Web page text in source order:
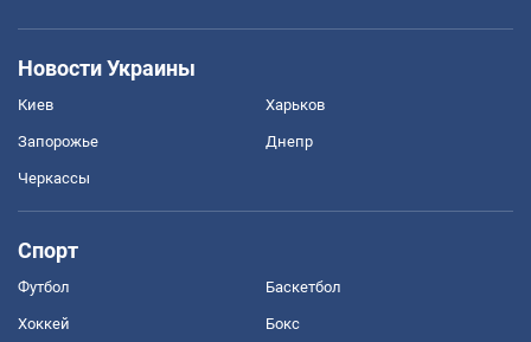
Новости Украины
Киев Харьков
Запорожье Днепр
Черкассы
Спорт
Футбол Баскетбол
Хоккей Бокс